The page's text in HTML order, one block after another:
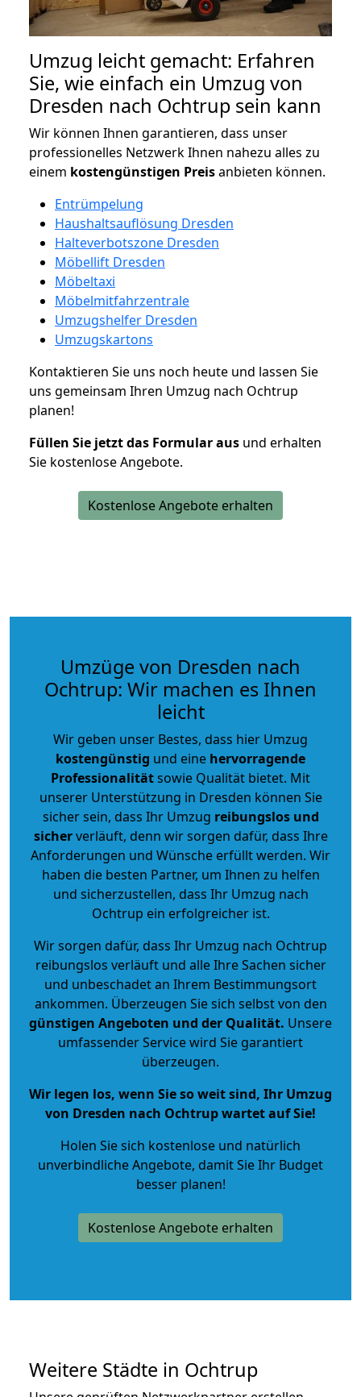
Umzug leicht gemacht: Erfahren
Sie, wie einfach ein Umzug von
Dresden nach Ochtrup sein kann
Wir können Ihnen garantieren, dass unser
professionelles Netzwerk Ihnen nahezu alles zu
einem kostengünstigen Preisanbieten können.
Entrümpelung
Haushaltsauflösung Dresden
Halteverbotszone Dresden
Möbellift Dresden
Möbeltaxi
Möbelmitfahrzentrale
Umzugshelfer Dresden
Umzugskartons
Kontaktieren Sie uns noch heute und lassen Sie
uns gemeinsam Ihren Umzug nach Ochtrup
planen!
Füllen Sie jetzt das Formular aus und erhalten
Sie kostenlose Angebote.
Kostenlose Angebote erhalten
Umzüge von Dresden nach
Ochtrup: Wir machen es Ihnen
leicht
Wir geben unser Bestes, dass hier Umzug
kostengünstig und eine hervorragende
Professionalitätsowie Qualität bietet. Mit
unserer Unterstützung in Dresden können Sie
sicher sein, dass Ihr Umzug reibungslos und
sicherverläuft, denn wir sorgen dafür, dass Ihre
Anforderungen und Wünsche erfüllt werden. Wir
haben die besten Partner, um Ihnen zu helfen
und sicherzustellen, dass Ihr Umzug nach
Ochtrup ein erfolgreicher ist.
Wir sorgen dafür, dass Ihr Umzug nach Ochtrup
reibungslos verläuft und alle Ihre Sachen sicher
und unbeschadet an Ihrem Bestimmungsort
ankommen. Überzeugen Sie sich selbst von den
günstigen Angeboten und der Qualität. Unsere
umfassender Service wird Sie garantiert
überzeugen.
Wir legen los, wenn Sie so weit sind, Ihr Umzug
von Dresden nach Ochtrup wartet auf Sie!
Holen Sie sich kostenlose und natürlich
unverbindliche Angebote, damit Sie Ihr Budget
besser planen!
Kostenlose Angebote erhalten
Weitere Städte in Ochtrup